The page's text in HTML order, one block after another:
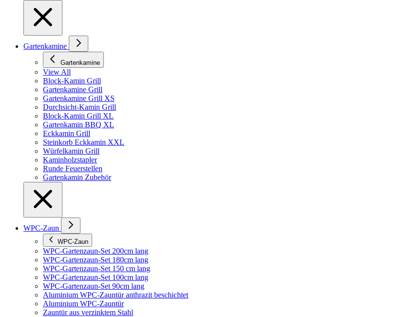
Gartenkamine
Gartenkamine
View All
Block-Kamin Grill
Gartenkamine Grill
Gartenkamine Grill XS
Durchsicht-Kamin Grill
Block-Kamin Grill XL
Gartenkamin BBQ XL
Eckkamin Grill
Steinkorb Eckkamin XXL
Würfelkamin Grill
Kaminholzstapler
Runde Feuerstellen
Gartenkamin Zubehör
WPC-Zaun
WPC-Zaun
WPC-Gartenzaun-Set 200cm lang
WPC-Gartenzaun-Set 180cm lang
WPC-Gartenzaun-Set 150 cm lang
WPC-Gartenzaun-Set 100cm lang
WPC-Gartenzaun-Set 90cm lang
Aluminium WPC-Zauntür anthrazit beschichtet
Aluminium WPC-Zauntür
Zauntür aus verzinktem Stahl